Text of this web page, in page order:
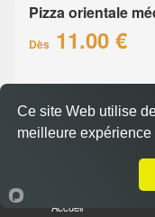
Pizza orientale
Dès 11.00 €
Base sauce
Accueil
Ce site Web utilise
meilleure